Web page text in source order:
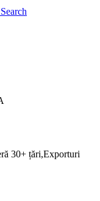
30+ țări,Exporturi